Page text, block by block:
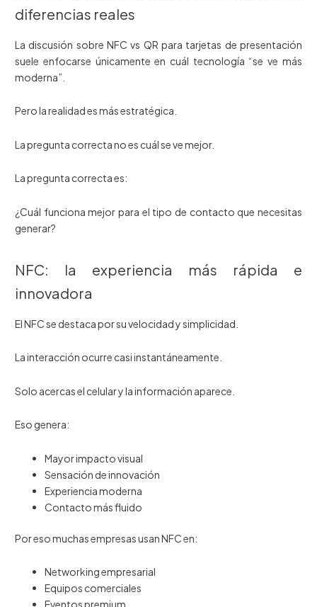
diferencias reales
La discusión sobre NFC vs QR para tarjetas de presentación
suele enfocarse únicamente en cuál tecnología “se ve más
moderna”.
Pero la realidad es más estratégica.
La pregunta correcta no es cuál se ve mejor.
La pregunta correcta es:
¿Cuál funciona mejor para el tipo de contacto que necesitas
generar?
NFC: la experiencia más rápida e
innovadora
El NFC se destaca por su velocidad y simplicidad.
La interacción ocurre casi instantáneamente.
Solo acercas el celular y la información aparece.
Eso genera:
Mayor impacto visual
Sensación de innovación
Experiencia moderna
Contacto más fluido
Por eso muchas empresas usan NFC en:
Networking empresarial
Equipos comerciales
Eventos premium